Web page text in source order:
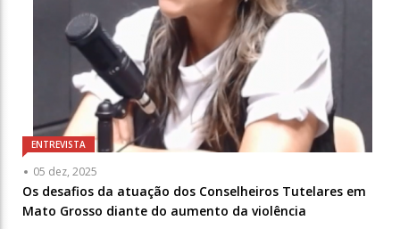
ENTREVISTA
05 dez, 2025
Os desafios da atuação dos Conselheiros Tutelares em
Mato Grosso diante do aumento da violência